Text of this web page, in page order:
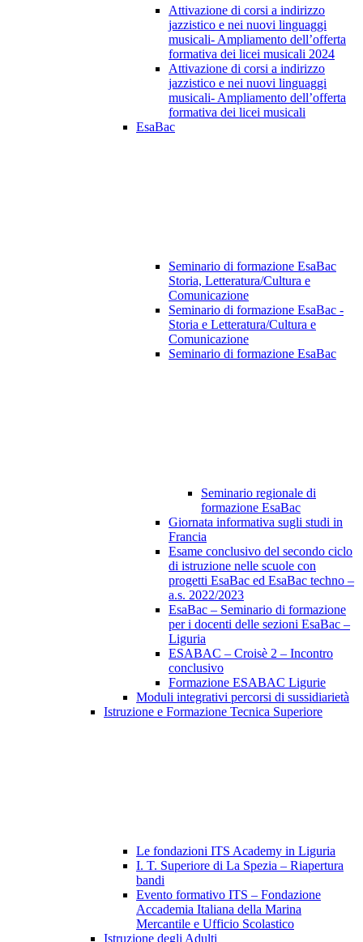
Attivazione di corsi a indirizzo
jazzistico e nei nuovi linguaggi
musicali- Ampliamento dell’offerta
formativa dei licei musicali 2024
Attivazione di corsi a indirizzo
jazzistico e nei nuovi linguaggi
musicali- Ampliamento dell’offerta
formativa dei licei musicali
EsaBac
Seminario di formazione EsaBac
Storia, Letteratura/Cultura e
Comunicazione
Seminario di formazione EsaBac -
Storia e Letteratura/Cultura e
Comunicazione
Seminario di formazione EsaBac
Seminario regionale di
formazione EsaBac
Giornata informativa sugli studi in
Francia
Esame conclusivo del secondo ciclo
di istruzione nelle scuole con
progetti EsaBac ed EsaBac techno –
a.s. 2022/2023
EsaBac – Seminario di formazione
per i docenti delle sezioni EsaBac –
Liguria
ESABAC – Croisè 2 – Incontro
conclusivo
Formazione ESABAC Ligurie
Moduli integrativi percorsi di sussidiarietà
Istruzione e Formazione Tecnica Superiore
Le fondazioni ITS Academy in Liguria
I. T. Superiore di La Spezia – Riapertura
bandi
Evento formativo ITS – Fondazione
Accademia Italiana della Marina
Mercantile e Ufficio Scolastico
Istruzione degli Adulti